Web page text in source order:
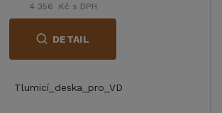
4 356 Kč s DPH
DETAIL